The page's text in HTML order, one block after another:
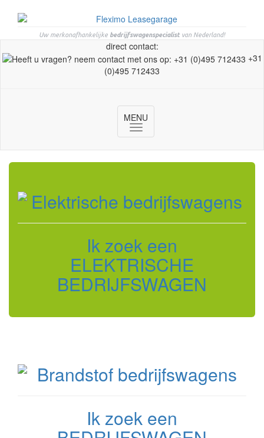
Uw merkonafhankelijke bedrijfswagenspecialistvan Nederland!
direct contact:
+31
(0)495 712433
MENU
Toggle
navigation
Ik zoek een
ELEKTRISCHE
BEDRIJFSWAGEN
Ik zoek een